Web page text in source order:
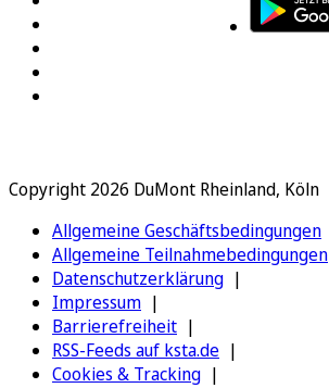
Copyright 2026 DuMont Rheinland, Köln
Allgemeine Geschäftsbedingungen
Allgemeine Teilnahmebedingungen
Datenschutzerklärung
Impressum
Barrierefreiheit
RSS-Feeds auf ksta.de
Cookies & Tracking